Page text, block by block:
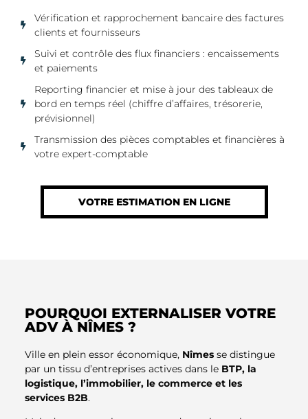
Vérification et rapprochement bancaire des factures
clients et fournisseurs
Suivi et contrôle des flux financiers : encaissements
et paiements
Reporting financier et mise à jour des tableaux de
bord en temps réel (chiffre d’affaires, trésorerie,
prévisionnel)
Transmission des pièces comptables et financières à
votre expert-comptable
VOTRE ESTIMATION EN LIGNE
POURQUOI EXTERNALISER VOTRE
ADV À NÎMES ?
Ville en plein essor économique, Nîmesse distingue
par un tissu d’entreprises actives dans le BTP, la
logistique, l’immobilier, le commerce et les
services B2B.